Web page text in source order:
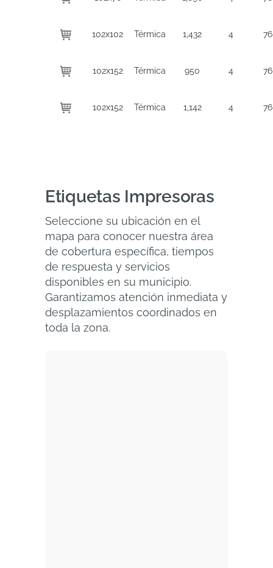
102x102 Térmica 1,432 4 76
102x152 Térmica 950 4 76
102x152 Térmica 1,142 4 76
Etiquetas Impresoras
Seleccione su ubicación en el
mapa para conocer nuestra área
de cobertura específica, tiempos
de respuesta y servicios
disponibles en su municipio.
Garantizamos atención inmediata y
desplazamientos coordinados en
toda la zona.